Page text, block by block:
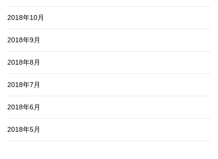
2018年10月
2018年9月
2018年8月
2018年7月
2018年6月
2018年5月